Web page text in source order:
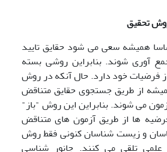
تحقیق
همیشه سعی می شود حقایق تایید
آوری شوند. بنابراین روشی بسته
فرضیات خود دارد. حال آنکه در روش
از طریق جستجوی حقایق متناقض
می شوند. بنابراین این روش "باز"
ها از طریق آزمون های متناقض
و زیست شناسان کنونی فقط روش
تلقی می کنند. جانور شناسی